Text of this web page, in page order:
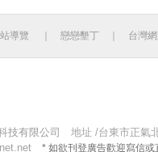
導覽 戀戀墾丁｜ 台灣
技有限公司
地址 /台東市正氣
* 如欲刊登廣告歡迎寫信